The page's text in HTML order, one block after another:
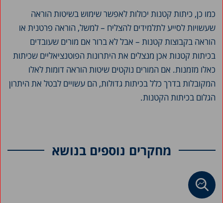
כמו כן, כיתות קטנות יכולות לאפשר שימוש בשיטות הוראה
שעשויות לסייע לתלמידים להצליח – למשל, הוראה פרטנית או
הוראה בקבוצות קטנות – אבל לא ברור אם מורים שעובדים
בכיתות קטנות אכן מנצלים את היתרונות הפוטנציאליים שכיתות
כאלו מזמנות. אם המורים נוקטים שיטות הוראה דומות לאלו
המקובלות בדרך כלל בכיתות גדולות, הם עשויים לבטל את היתרון
הגלום בכיתות הקטנות.
מחקרים נוספים בנושא